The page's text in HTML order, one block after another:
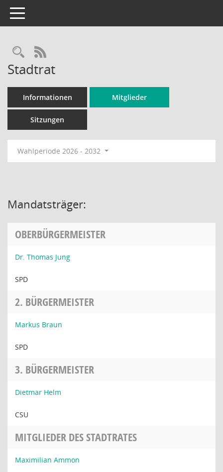
Toggle navigation
Rechercheauswahl
RSS-Feed
Stadtrat
Informationen Mitglieder
Sitzungen
Wahlperiode 2026 - 2032
Mandatsträger:
OBERBÜRGERMEISTER
Dr. Thomas Jung
SPD
2. BÜRGERMEISTER
Markus Braun
SPD
3. BÜRGERMEISTER
Dietmar Helm
CSU
MITGLIEDER DES STADTRATES
Maximilian Ammon